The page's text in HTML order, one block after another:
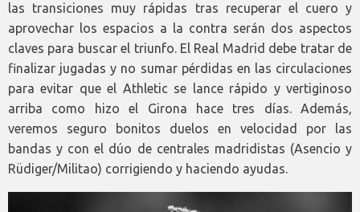
las transiciones muy rápidas tras recuperar el cuero y
aprovechar los espacios a la contra serán dos aspectos
claves para buscar el triunfo. El Real Madrid debe tratar de
finalizar jugadas y no sumar pérdidas en las circulaciones
para evitar que el Athletic se lance rápido y vertiginoso
arriba como hizo el Girona hace tres días. Además,
veremos seguro bonitos duelos en velocidad por las
bandas y con el dúo de centrales madridistas (Asencio y
Rüdiger/Militao) corrigiendo y haciendo ayudas.